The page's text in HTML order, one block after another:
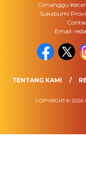
Cimanggu
Sukabumi
Email:
TENTANG KAMI
COPYRIGHT © 2026